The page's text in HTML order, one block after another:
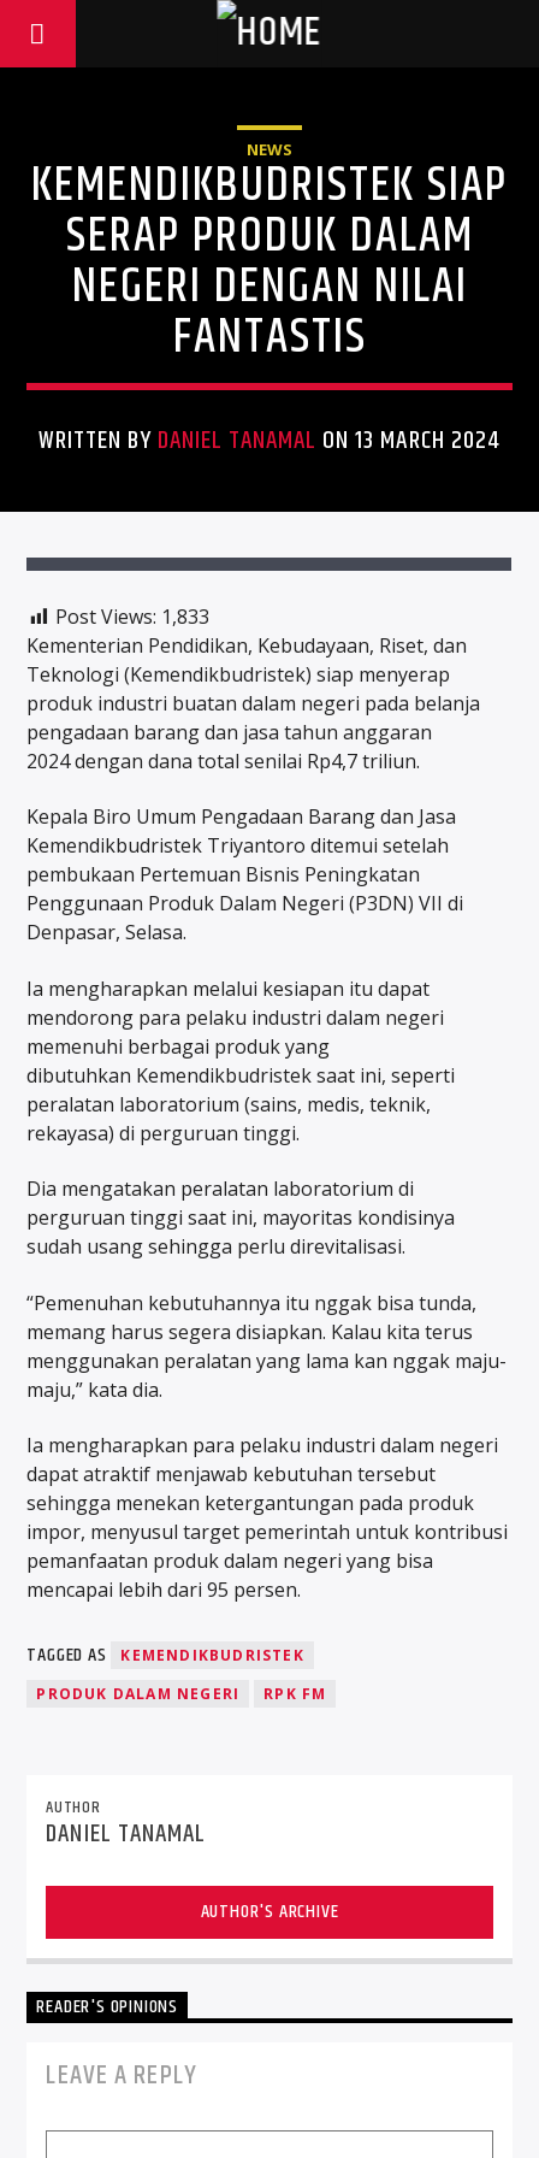
NEWS
KEMENDIKBUDRISTEK SIAP
SERAP PRODUK DALAM
NEGERI DENGAN NILAI
FANTASTIS
WRITTEN BYDANIEL TANAMAL ON 13 MARCH 2024
Post Views: 1,833
Kementerian Pendidikan, Kebudayaan, Riset, dan
Teknologi (Kemendikbudristek) siap menyerap
produk industri buatan dalam negeri pada belanja
pengadaan barang dan jasa tahun anggaran
2024 dengan dana total senilai Rp4,7 triliun.
Kepala Biro Umum Pengadaan Barang dan Jasa
Kemendikbudristek Triyantoro ditemui setelah
pembukaan Pertemuan Bisnis Peningkatan
Penggunaan Produk Dalam Negeri (P3DN) VII di
Denpasar, Selasa.
Ia mengharapkan melalui kesiapan itu dapat
mendorong para pelaku industri dalam negeri
memenuhi berbagai produk yang
dibutuhkan Kemendikbudristek saat ini, seperti
peralatan laboratorium (sains, medis, teknik,
rekayasa) di perguruan tinggi.
Dia mengatakan peralatan laboratorium di
perguruan tinggi saat ini, mayoritas kondisinya
sudah usang sehingga perlu direvitalisasi.
“Pemenuhan kebutuhannya itu nggak bisa tunda,
memang harus segera disiapkan. Kalau kita terus
menggunakan peralatan yang lama kan nggak maju-
maju,” kata dia.
Ia mengharapkan para pelaku industri dalam negeri
dapat atraktif menjawab kebutuhan tersebut
sehingga menekan ketergantungan pada produk
impor, menyusul target pemerintah untuk kontribusi
pemanfaatan produk dalam negeri yang bisa
mencapai lebih dari 95 persen.
TAGGED AS
KEMENDIKBUDRISTEK
PRODUK DALAM NEGERI
RPK FM
AUTHOR
DANIEL TANAMAL
AUTHOR'S ARCHIVE
READER'S OPINIONS
LEAVE A REPLY